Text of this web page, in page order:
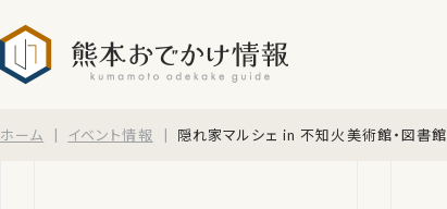
ホーム イベント情報 隠れ家マルシェ in 不知火美術館・図書館